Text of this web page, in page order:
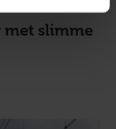
met slimme